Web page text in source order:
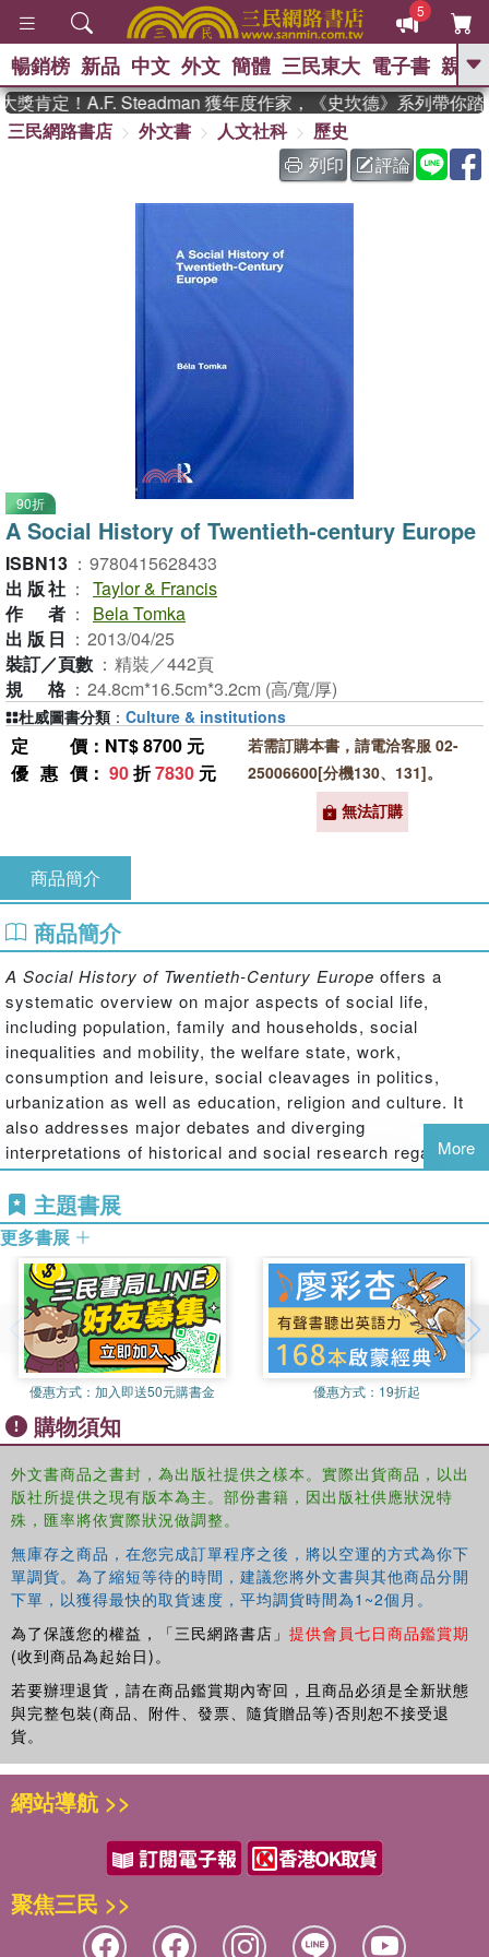
5
GO
熱搜： 東野圭吾 、
、 如果歷史是一群喵 、 暑期
國際布克獎 臺灣漫遊錄 、 方
念華 、 台灣的李登輝時代
暢銷榜 新品 中文 外文 簡體 三民東大 電子書 親子
肯定！A.F. Steadman 獲年度作家，《史坎德》系列帶你踏
三民網路書店
外文書 人文社科
歷史
列印
評論
90折
A Social History of Twentieth-century Europe
ISBN13 ： 9780415628433
出版社 ： Taylor & Francis
作者 ：
Bela Tomka
出版日 ： 2013/04/25
裝訂／頁數 ： 精裝／442頁
規格 ： 24.8cm*16.5cm*3.2cm (高/寬/厚)
定價 ：NT$ 8700 元
優惠價 ： 90折7830 元
若需訂購本書，請電洽客服 02-
25006600[分機130、131]。
無法訂購
杜威圖書分類 ： Culture & institutions
商品簡介
商品簡介
A Social History of Twentieth-Century Europe offers a
systematic overview on major aspects of social life,
including population, family and households, social
inequalities and mobility, the welfare state, work,
consumption and leisure, social cleavages in politics,
urbanization as well as education, religion and culture. It
also addresses major debates and diverging
interpretations of historical and social research regarding
the history of European societies in the past one hundred
years.
Organized in ten thematic chapters, this book takes an
interdisciplinary approach, making use of the methods and
results of not only history, but also sociology,
demography, economics and political science. Bela Tomka
presents both the diversity and the commonalities of
European societies looking not just to Western European
countries, but Eastern, Central and Southern European
countries as well. A perfect introduction for all students of
European history.
More
主題書展
更多書展
優惠方式： 加入即送50元購書金 優惠方式： 19折起
購物須知
外文書商品之書封，為出版社提供之樣本。實際出貨商品，以出
版社所提供之現有版本為主。部份書籍，因出版社供應狀況特
殊，匯率將依實際狀況做調整。
無庫存之商品，在您完成訂單程序之後，將以空運的方式為你下
單調貨。為了縮短等待的時間，建議您將外文書與其他商品分開
下單，以獲得最快的取貨速度，平均調貨時間為1~2個月。
為了保護您的權益，「三民網路書店」 提供會員七日商品鑑賞期
(收到商品為起始日)。
若要辦理退貨，請在商品鑑賞期內寄回，且商品必須是全新狀態
與完整包裝(商品、附件、發票、隨貨贈品等)否則恕不接受退
貨。
網站導航 >>
聚焦三民 >>